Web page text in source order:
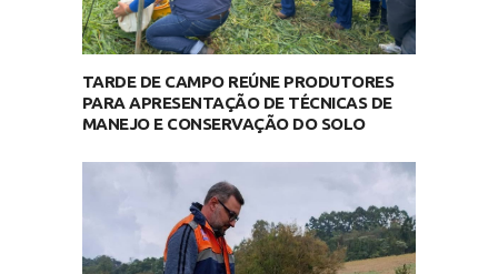
TARDE DE CAMPO REÚNE PRODUTORES
PARA APRESENTAÇÃO DE TÉCNICAS DE
MANEJO E CONSERVAÇÃO DO SOLO